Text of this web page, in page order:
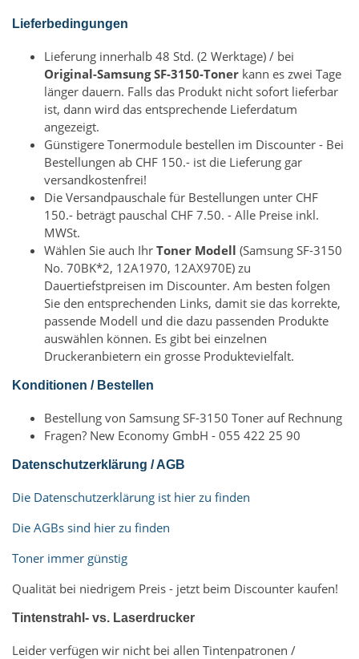
Lieferbedingungen
Lieferung innerhalb 48 Std. (2 Werktage) / bei
Original-Samsung SF-3150-Toner kann es zwei Tage
länger dauern. Falls das Produkt nicht sofort lieferbar
ist, dann wird das entsprechende Lieferdatum
angezeigt.
Günstigere Tonermodule bestellen im Discounter - Bei
Bestellungen ab CHF 150.- ist die Lieferung gar
versandkostenfrei!
Die Versandpauschale für Bestellungen unter CHF
150.- beträgt pauschal CHF 7.50. - Alle Preise inkl.
MWSt.
Wählen Sie auch Ihr Toner Modell (Samsung SF-3150
No. 70BK*2, 12A1970, 12AX970E) zu
Dauertiefstpreisen im Discounter. Am besten folgen
Sie den entsprechenden Links, damit sie das korrekte,
passende Modell und die dazu passenden Produkte
auswählen können. Es gibt bei einzelnen
Druckeranbietern ein grosse Produktevielfalt.
Konditionen / Bestellen
Bestellung von Samsung SF-3150 Toner auf Rechnung
Fragen? New Economy GmbH - 055 422 25 90
Datenschutzerklärung / AGB
Die Datenschutzerklärung ist hier zu finden
Die AGBs sind hier zu finden
Toner immer günstig
Qualität bei niedrigem Preis - jetzt beim Discounter kaufen!
Tintenstrahl- vs. Laserdrucker
Leider verfügen wir nicht bei allen Tintenpatronen /